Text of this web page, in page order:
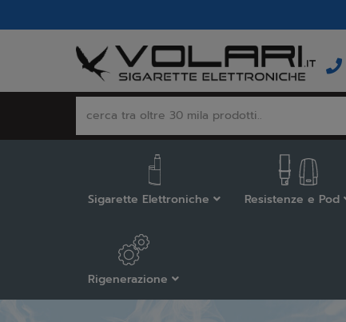
Sigarette Elettroniche Resistenze e Pod
Rigenerazione